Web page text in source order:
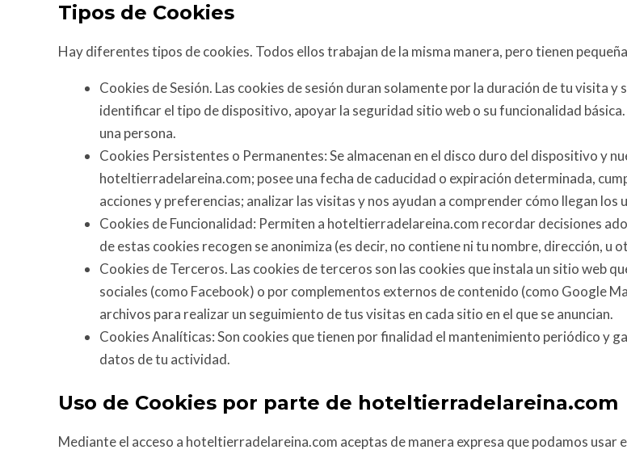
Tipos de Cookies
Hay diferentes tipos de cookies. Todos ellos trabajan de la misma manera, pero tienen
Cookies de Sesión. Las cookies de sesión duran solamente por la duración de tu visita
identificar el tipo de dispositivo, apoyar la seguridad sitio web o su funcionalidad
una persona.
Cookies Persistentes o Permanentes: Se almacenan en el disco duro del dispositivo y
hoteltierradelareina.com; posee una fecha de caducidad o expiración determinada,
acciones y preferencias; analizar las visitas y nos ayudan a comprender cómo llegan
Cookies de Funcionalidad: Permiten a hoteltierradelareina.com recordar decisiones
de estas cookies recogen se anonimiza (es decir, no contiene ni tu nombre, dirección, u
Cookies de Terceros. Las cookies de terceros son las cookies que instala un sitio web
sociales (como Facebook) o por complementos externos de contenido (como Google
archivos para realizar un seguimiento de tus visitas en cada sitio en el que se anuncian.
Cookies Analíticas: Son cookies que tienen por finalidad el mantenimiento periódico y
datos de tu actividad.
Uso de Cookies por parte de hoteltierradelareina.com
Mediante el acceso a hoteltierradelareina.com aceptas de manera expresa que podamos